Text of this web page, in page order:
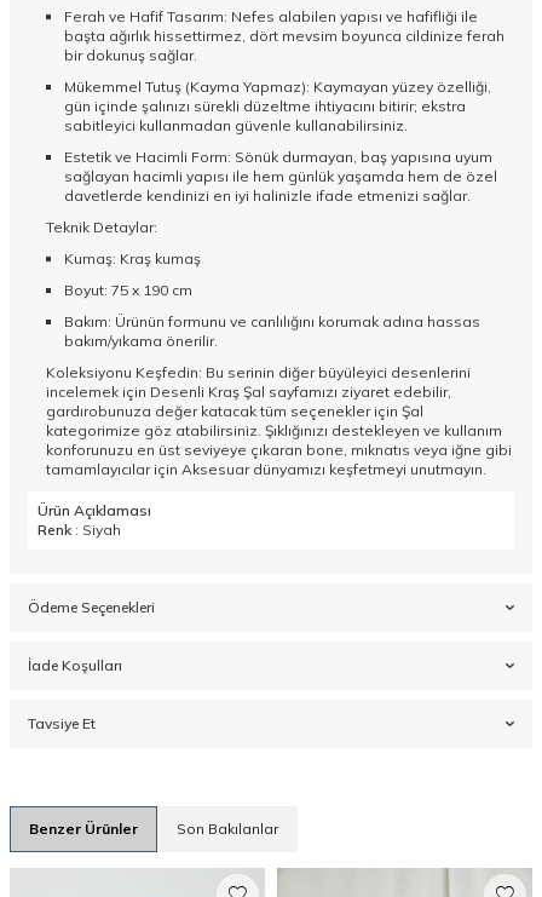
Ferah ve Hafif Tasarım: Nefes alabilen yapısı ve hafifliği ile
başta ağırlık hissettirmez, dört mevsim boyunca cildinize ferah
bir dokunuş sağlar.
Mükemmel Tutuş (Kayma Yapmaz): Kaymayan yüzey özelliği,
gün içinde şalınızı sürekli düzeltme ihtiyacını bitirir; ekstra
sabitleyici kullanmadan güvenle kullanabilirsiniz.
Estetik ve Hacimli Form: Sönük durmayan, baş yapısına uyum
sağlayan hacimli yapısı ile hem günlük yaşamda hem de özel
davetlerde kendinizi en iyi halinizle ifade etmenizi sağlar.
Teknik Detaylar:
Kumaş: Kraş kumaş
Boyut: 75 x 190 cm
Bakım: Ürünün formunu ve canlılığını korumak adına hassas
bakım/yıkama önerilir.
Koleksiyonu Keşfedin: Bu serinin diğer büyüleyici desenlerini
incelemek için Desenli Kraş Şal sayfamızı ziyaret edebilir,
gardırobunuza değer katacak tüm seçenekler için Şal
kategorimize göz atabilirsiniz. Şıklığınızı destekleyen ve kullanım
konforunuzu en üst seviyeye çıkaran bone, mıknatıs veya iğne gibi
tamamlayıcılar için Aksesuardünyamızı keşfetmeyi unutmayın.
Ürün Açıklaması
Renk : Siyah
Ödeme Seçenekleri
İade Koşulları
Tavsiye Et
Benzer Ürünler Son Bakılanlar